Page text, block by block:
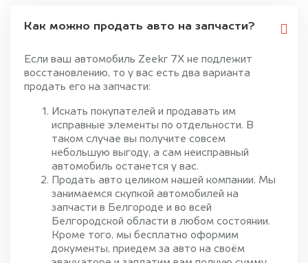
Как можно продать авто на запчасти?
Если ваш автомобиль Zeekr 7X не подлежит
восстановлению, то у вас есть два варианта
продать его на запчасти:
Искать покупателей и продавать им
исправные элементы по отдельности. В
таком случае вы получите совсем
небольшую выгоду, а сам неисправный
автомобиль останется у вас.
Продать авто целиком нашей компании. Мы
занимаемся скупкой автомобилей на
запчасти в Белгороде и во всей
Белгородской области в любом состоянии.
Кроме того, мы бесплатно оформим
документы, приедем за авто на своём